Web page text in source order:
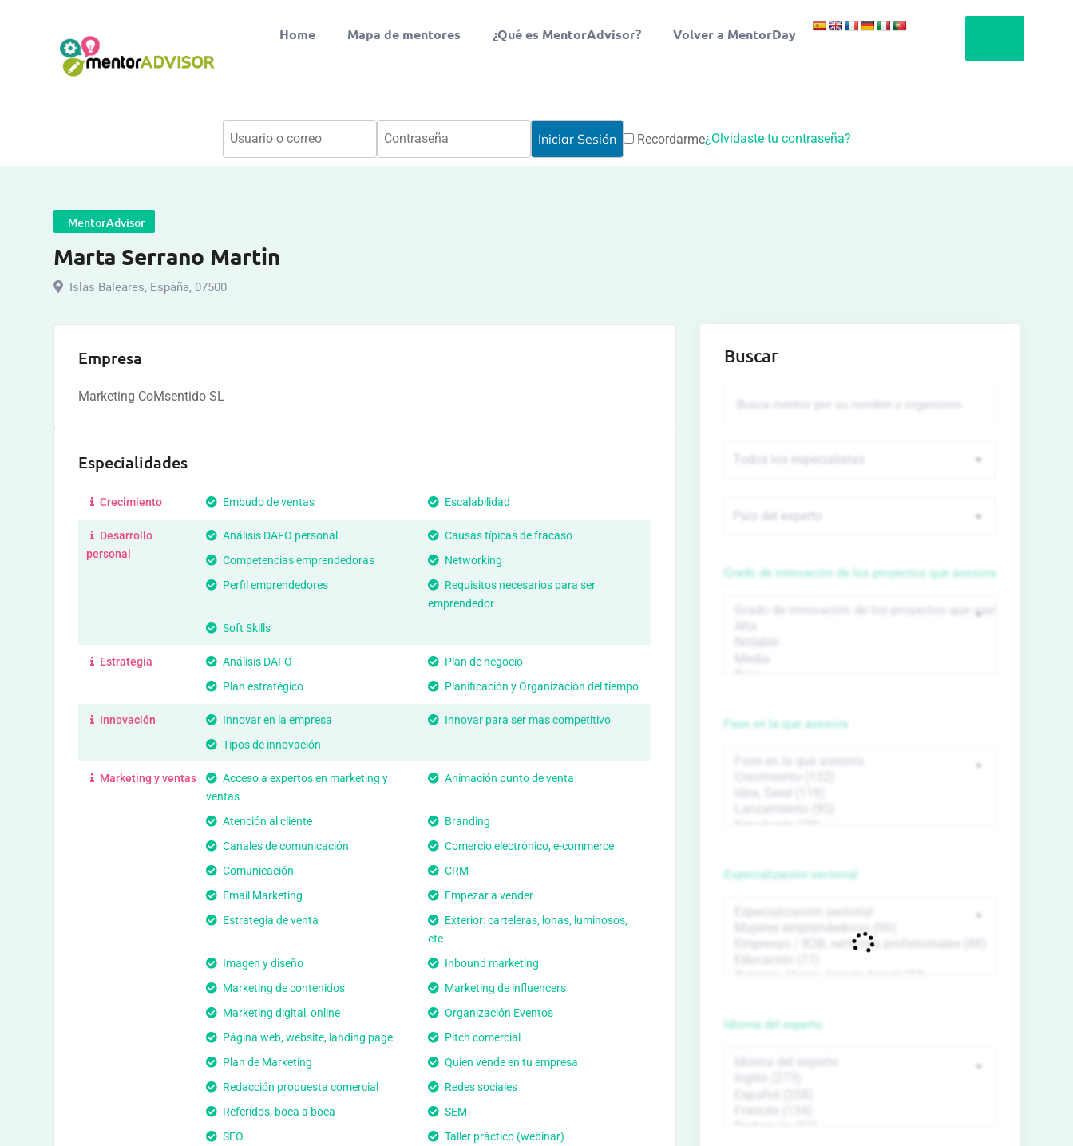
Home Mapa de mentores ¿Qué es MentorAdvisor? Volver a MentorDay
Recordarme¿Olvidaste tu contraseña?
MentorAdvisor
Marta Serrano Martin
Islas Baleares, España, 07500
Empresa
Marketing CoMsentido SL
Especialidades
Crecimiento Embudo de ventas Escalabilidad
Desarrollo
personal
Análisis DAFO personal
Causas típicas de fracaso
Competencias emprendedoras
Networking
Perfil emprendedores
Requisitos necesarios para ser
emprendedor
Soft Skills
Estrategia Análisis DAFO
Plan de negocio
Plan estratégico
Planificación y Organización del tiempo
Innovación Innovar en la empresa
Innovar para ser mas competitivo
Tipos de innovación
Marketing y ventas
Acceso a expertos en marketing y
ventas
Animación punto de venta
Atención al cliente
Branding
Canales de comunicación
Comercio electrónico, e-commerce
Comunicación
CRM
Email Marketing
Empezar a vender
Estrategia de venta
Exterior: carteleras, lonas, luminosos,
etc
Imagen y diseño
Inbound marketing
Marketing de contenidos
Marketing de influencers
Marketing digital, online
Organización Eventos
Página web, website, landing page
Pitch comercial
Plan de Marketing
Quien vende en tu empresa
Redacción propuesta comercial
Redes sociales
Referidos, boca a boca
SEM
SEO
Taller práctico (webinar)
Buscar
Grado de innovación de los proyectos que asesora
Fase en la que asesora
Especialización sectorial
Idioma del experto